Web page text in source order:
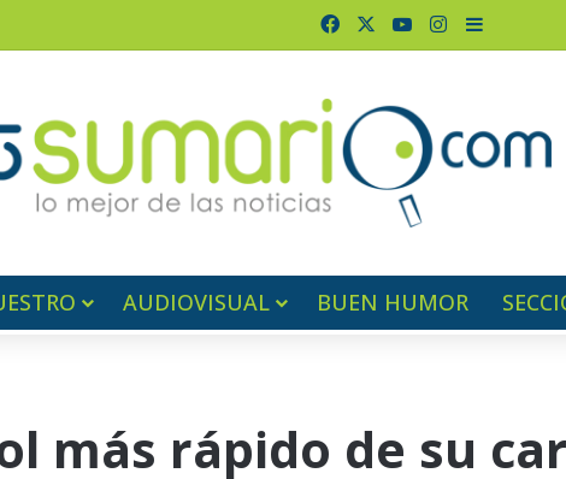
FacebookYouTubeInstagram
Barra
AUDIOVISUAL BUEN HUMOR
más rápido de su